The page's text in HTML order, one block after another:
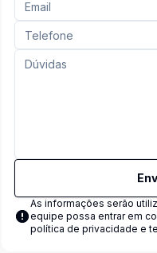
As informações serão
equipe possa entrar em
política de privacidade e